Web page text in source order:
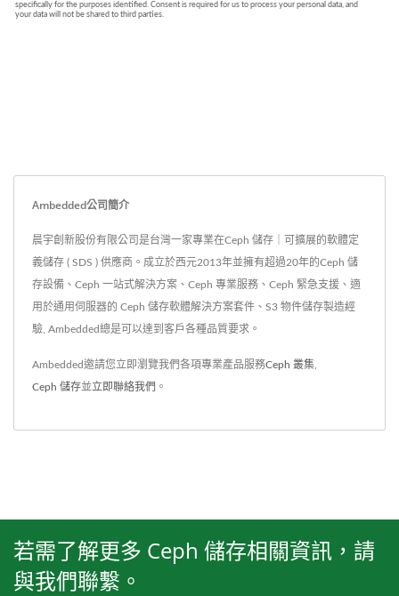
Ambedded公司簡介
晨宇創新股份有限公司是台灣一家專業在Ceph 儲存｜可擴展的軟體定
義儲存 ( SDS ) 供應商。成立於西元2013年並擁有超過20年的Ceph 儲
存設備、Ceph 一站式解決方案、Ceph 專業服務、Ceph 緊急支援、適
用於通用伺服器的 Ceph 儲存軟體解決方案套件、S3 物件儲存製造經
驗, Ambedded總是可以達到客戶各種品質要求。
Ambedded邀請您立即瀏覽我們各項專業產品服務Ceph 叢集
Ceph 儲存並立即聯絡我們 。
若需了解更多 Ceph 儲存相關資訊，請
與我們聯繫。